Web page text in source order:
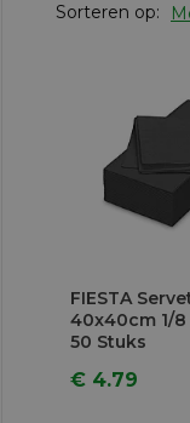
Sorteren op:
FIESTA
40x40cm 1/8
50 Stuks
€ 4.79